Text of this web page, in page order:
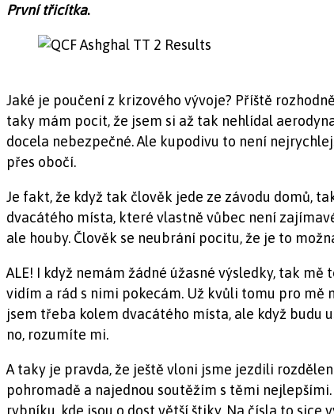
První třicítka.
Jaké je poučení z krizového vývoje? Příště
taky mám pocit, že jsem si až tak nehlídal
docela nebezpečné. Ale kupodivu to není
přes obočí.
Je fakt, že když tak člověk jede ze závodu domů,
dvacátého místa, které vlastně vůbec není
ale houby. Člověk se neubrání pocitu, že je to
ALE! I když nemám žádné úžasné výsledky, tak
vidím a rád s nimi pokecám. Už kvůli tomu pro mě
jsem třeba kolem dvacátého místa, ale když budu
no, rozumíte mi.
A taky je pravda, že ještě vloni jsme jezdili
pohromadě a najednou soutěžím s těmi
rybníku, kde jsou o dost větší štiky. Na čísla to sice